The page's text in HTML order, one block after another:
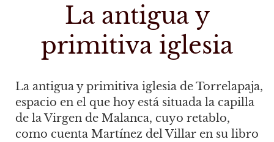
La antigua y
primitiva iglesia
La antigua y primitiva iglesia de Torrelapaja,
espacio en el que hoy está situada la capilla
de la Virgen de Malanca, cuyo retablo,
como cuenta Martínez del Villar en su libro